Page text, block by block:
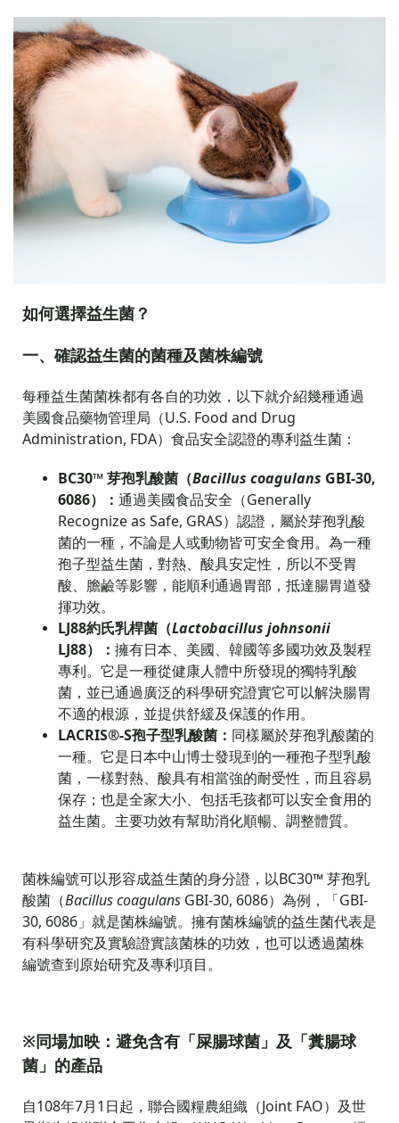
如何選擇益生菌？
一、確認益生菌的菌種及菌株編號
每種益生菌菌株都有各自的功效，以下就介紹幾種通過
美國食品藥物管理局（U.S. Food and Drug
Administration, FDA）食品安全認證的專利益生菌：
BC30™ 芽孢乳酸菌（Bacillus coagulans GBI-30,
6086）： 通過美國食品安全（Generally
Recognize as Safe, GRAS）認證，屬於芽孢乳酸
菌的一種，不論是人或動物皆可安全食用。為一種
孢子型益生菌，對熱、酸具安定性，所以不受胃
酸、膽鹼等影響，能順利通過胃部，抵達腸胃道發
揮功效。
LJ88約氏乳桿菌（Lactobacillus johnsonii
LJ88）： 擁有日本、美國、韓國等多國功效及製程
專利。它是一種從健康人體中所發現的獨特乳酸
菌，並已通過廣泛的科學研究證實它可以解決腸胃
不適的根源，並提供舒緩及保護的作用。
LACRIS®-S孢子型乳酸菌： 同樣屬於芽孢乳酸菌的
一種。它是日本中山博士發現到的一種孢子型乳酸
菌，一樣對熱、酸具有相當強的耐受性，而且容易
保存；也是全家大小、包括毛孩都可以安全食用的
益生菌。主要功效有幫助消化順暢、調整體質。
菌株編號可以形容成益生菌的身分證，以BC30™ 芽孢乳
酸菌（Bacillus coagulans GBI-30, 6086）為例，「GBI-
30, 6086」就是菌株編號。擁有菌株編號的益生菌代表是
有科學研究及實驗證實該菌株的功效，也可以透過菌株
編號查到原始研究及專利項目。
※同場加映：避免含有「屎腸球菌」及「糞腸球
菌」的產品
自108年7月1日起，聯合國糧農組織（Joint FAO）及世